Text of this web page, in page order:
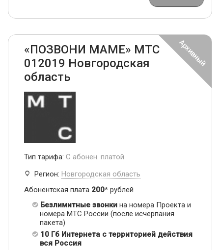
«ПОЗВОНИ МАМЕ» МТС
012019 Новгородская
область
Тип тарифа: С абонен. платой
Регион: Новгородская область
Абонентская плата 200* рублей
Безлимитные звонки на номера Проекта и
номера МТС России (после исчерпания
пакета)
10 Гб Интернета с территорией действия
вся Россия